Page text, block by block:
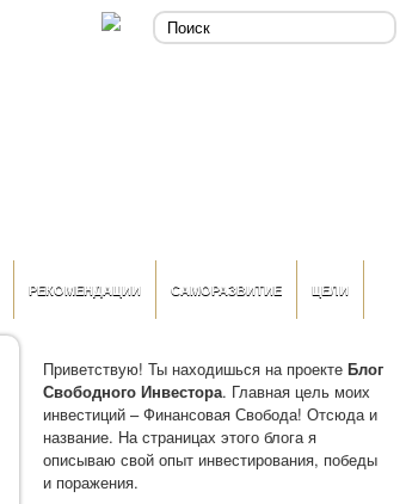
РЕКОМЕНДАЦИИ САМОРАЗВИТИЕ ЦЕЛИ
Приветствую! Ты находишься на проекте Блог
Свободного Инвестора. Главная цель моих
инвестиций – Финансовая Свобода! Отсюда и
название. На страницах этого блога я
описываю свой опыт инвестирования, победы
и поражения.